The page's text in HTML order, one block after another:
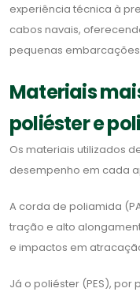
experiência técnica à
cabos navais,
pequenas
Materiais
poliéster e
Os materiais utilizados
desempenho em cada
A corda de poliamida
tração e alto
e impactos em
Já o poliéster (PES),